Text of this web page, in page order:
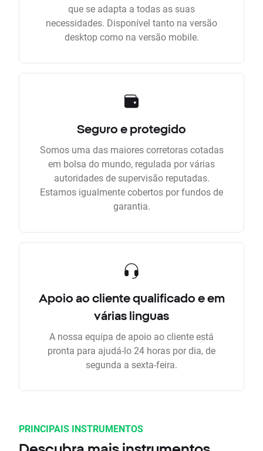
que se adapta a todas as suas
necessidades. Disponível tanto na versão
desktop como na versão mobile.
Seguro e protegido
Somos uma das maiores corretoras cotadas
em bolsa do mundo, regulada por várias
autoridades de supervisão reputadas.
Estamos igualmente cobertos por fundos de
garantia.
Apoio ao cliente qualificado e em
várias linguas
A nossa equipa de apoio ao cliente está
pronta para ajudá-lo 24 horas por dia, de
segunda a sexta-feira.
PRINCIPAIS INSTRUMENTOS